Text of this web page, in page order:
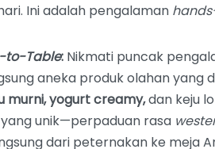
Ini adalah pengalaman
to-Table: Nikmati puncak
aneka produk olahan yang
murni, yogurt creamy,dan keju
yang unik—perpaduan rasa
dari peternakan ke meja